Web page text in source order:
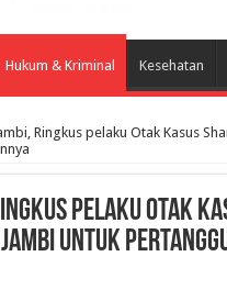
Hukum & Kriminal Kesehatan
Ringkus pelaku Otak Kasus
pelaku Otak
jambi untuk